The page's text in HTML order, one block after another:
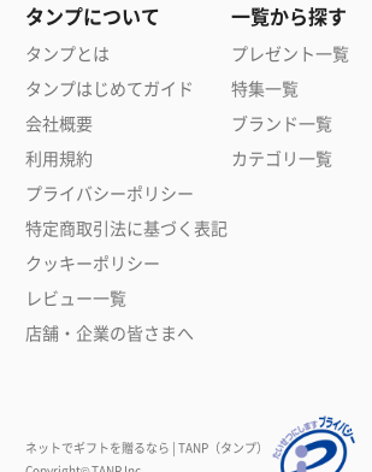
タンプについて
タンプとは
タンプはじめてガイド
会社概要
利用規約
プライバシーポリシー
特定商取引法に基づく表記
クッキーポリシー
レビュー一覧
店舗・企業の皆さまへ
一覧から探す
プレゼント一覧
特集一覧
ブランド一覧
カテゴリ一覧
ネットでギフトを贈るなら | TANP（タンプ）